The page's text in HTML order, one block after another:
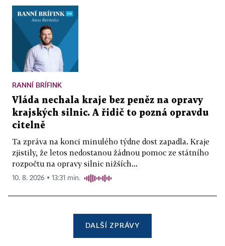
RANNÍ BRÍFINK
Vláda nechala kraje bez peněz na opravy
krajských silnic. A řidič to pozná opravdu
citelně
Ta zpráva na konci minulého týdne dost zapadla. Kraje
zjistily, že letos nedostanou žádnou pomoc ze státního
rozpočtu na opravy silnic nižších...
10. 8. 2026 ▪ 13:31 min.
DALŠÍ ZPRÁVY